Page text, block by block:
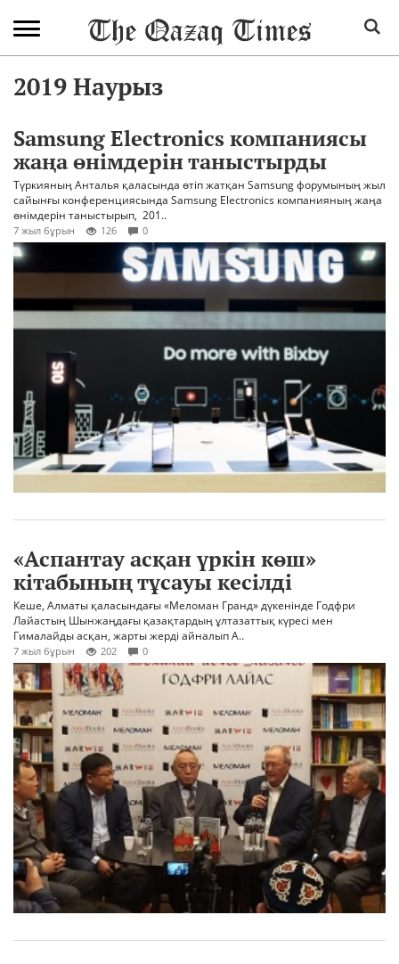
2019 Наурыз
Samsung Electronics компаниясы
жаңа өнімдерін таныстырды
Түркияның Анталья қаласында өтіп жатқан Samsung форумының жыл
сайынғы конференциясында Samsung Electronics компанияның жаңа
өнімдерін таныстырып, 201..
7 жыл бұрын 126 0
«Аспантау асқан үркін көш»
кітабының тұсауы кесілді
Кеше, Алматы қаласындағы «Меломан Гранд» дүкенінде Годфри
Лайастың Шынжаңдағы қазақтардың ұлтазаттық күресі мен
Гималайды асқан, жарты жерді айналып А..
7 жыл бұрын 202 0